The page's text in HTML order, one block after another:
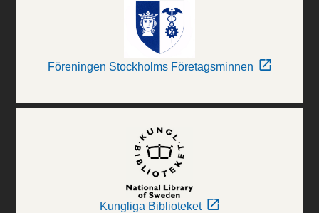
Föreningen Stockholms Företagsminnen
Kungliga Biblioteket